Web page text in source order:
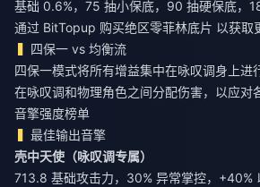
基础 0.6%，75 抽小保底，90 抽硬保底，
通过 BitTopup 购买绝区零菲林底片 以获取
四保一 vs 均衡流
四保一模式将所有增益集中在咏叹调身上进
在咏叹调和物理角色之间分配伤害，以应对
音擎强度榜单
最佳输出音擎
壳中天使（咏叹调专属）
713.8 基础攻击力，30% 异常掌控，+40%